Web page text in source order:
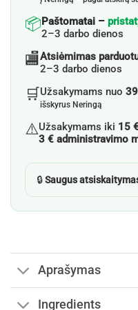
📦Paštomatai –
2–3 darbo dienos
🏬Atsiėmimas
2–3 darbo dienos
🛒Užsakymams nuo
išskyrus Neringą
⚠️Užsakymams iki 15
3 € administravimo
🔒Saugus
Aprašymas
Ingredients